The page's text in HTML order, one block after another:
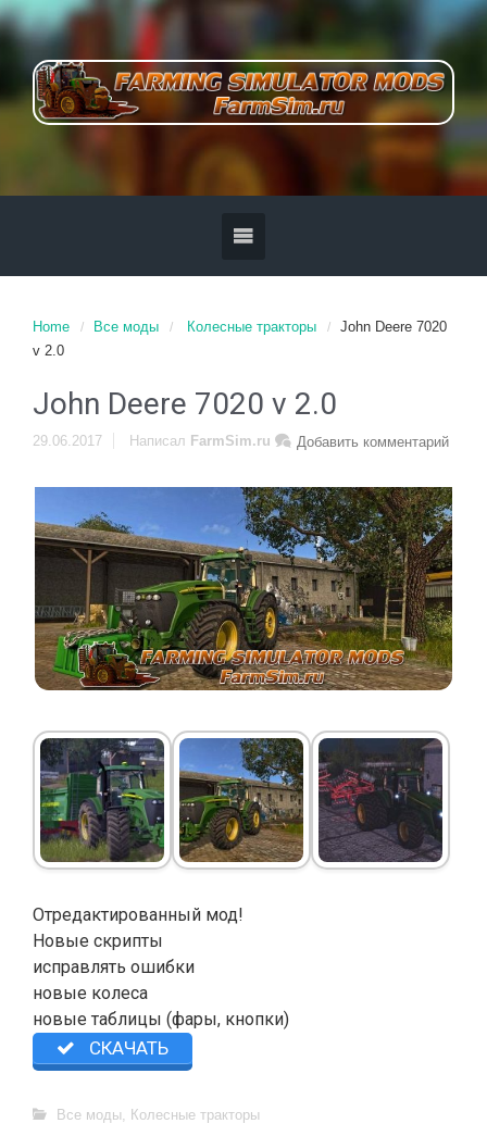
Home Все моды Колесные тракторы
John Deere 7020
v 2.0
John Deere 7020 v 2.0
29.06.2017 Добавить комментарий
Написал FarmSim.ru
Отредактированный мод!
Новые скрипты
исправлять ошибки
новые колеса
новые таблицы (фары, кнопки)
СКАЧАТЬ
Все моды, Колесные тракторы